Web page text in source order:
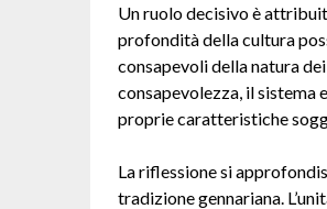
Un ruolo decisivo è
profondità della cultura
consapevoli della natura
consapevolezza, il sistema
proprie caratteristiche
La riflessione si
tradizione gennariana.